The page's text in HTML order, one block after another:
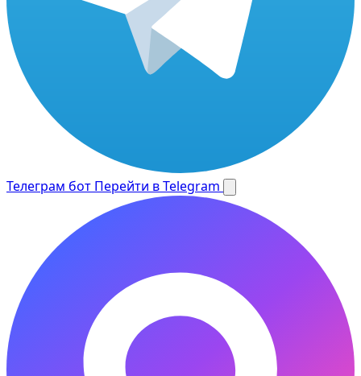
Телеграм бот Перейти в Telegram